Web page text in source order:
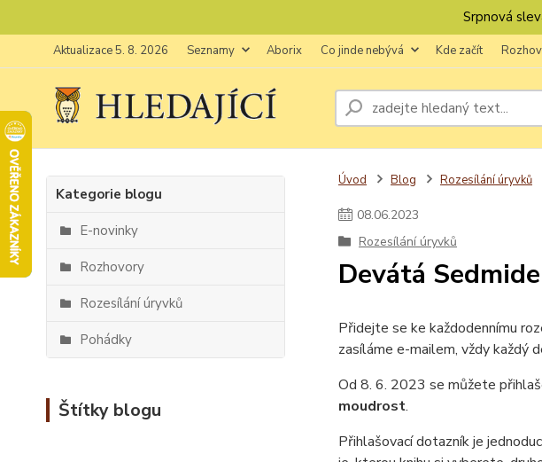
Srpnová
Aktualizace 5. 8. 2026 Seznamy Aborix Co jinde nebývá Kde začít
Kategorie blogu
E-novinky
Rozhovory
Rozesílání úryvků
Pohádky
Štítky blogu
Úvod Blog Rozesílání úryvků
08.06.2023
Rozesílání úryvků
Devátá
Přidejte se ke každodennímu
zasíláme e-mailem, vždy každý
Od 8. 6. 2023 se můžete
moudrost.
Přihlašovací dotazník je